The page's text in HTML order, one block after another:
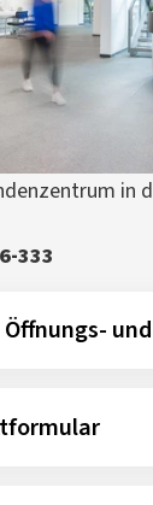
in
333
Öffnungs-